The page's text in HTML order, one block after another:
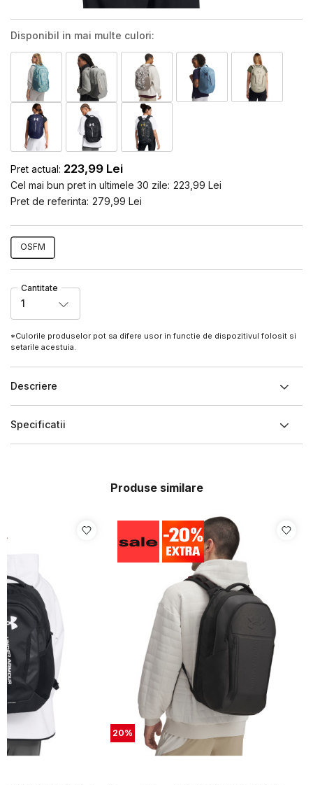
Disponibil in mai multe culori:
Pret actual: 223,99 Lei
Cel mai bun pret in ultimele 30 zile: 223,99 Lei
Pret de referinta: 279,99 Lei
OSFM
Cantitate
1
*Culorile produselor pot sa difere usor in functie de dispozitivul folosit si
setarile acestuia.
Descriere
Specificatii
Produse similare
20%